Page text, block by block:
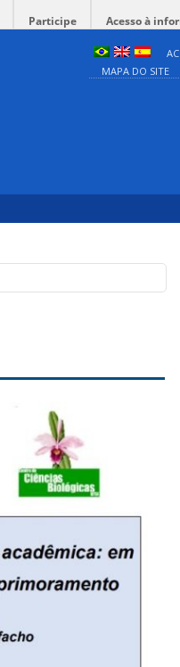
Participe Acesso à
MAPA DO SITE